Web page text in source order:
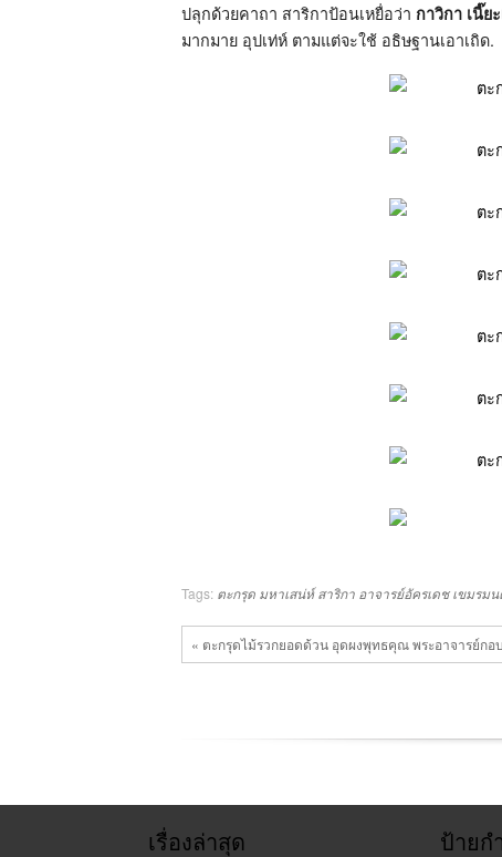
ปลุกด้วยคาถา สาริกาป้อนเหยื่อว่า กาวิกา เนี๊ย
มากมาย อุปเท่ห์ ตามแต่จะใช้ อธิษฐานเอาเถิด.
Tags: ตะกรุด มหาเสน่ห์ สาริกา อาจารย์อัครเดช เขมรม
« ตะกรุดไม้รวกยอดด้วน อุดผงพุทธคุณ พระอาจารย์ก
เรื่องล่าสุด ป้ายก